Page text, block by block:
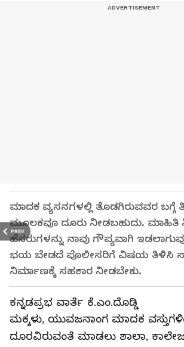
PREV
ಮಾದಕ ವ್ಯಸನಗಳಲ್ಲಿ ತೊಡಗಿರುವವರ
ಮೂಲಕವೂ ದೂರು ನೀಡಬಹುದು. ಮಾಹಿತಿ
ಹೆಸರುಗಳನ್ನು ನಾವು ಗೌಪ್ಯವಾಗಿ
ಭಯ ಬೇಡದೆ ಪೊಲೀಸರಿಗೆ ವಿಷಯ ತಿಳಿಸಿ
ನಿರ್ಮಾಣಕ್ಕೆ ಸಹಕಾರ ನೀಡಬೇಕು.
ಕನ್ನಡಪ್ರಭ ವಾರ್ತೆ ಕೆ.ಎಂ.ದೊಡ್ಡಿ
ಮಕ್ಕಳು, ಯುವಜನಾಂಗ ಮಾದಕ
ದೂರವಿರುವಂತೆ ಮಾಡಲು ಶಾಲಾ,